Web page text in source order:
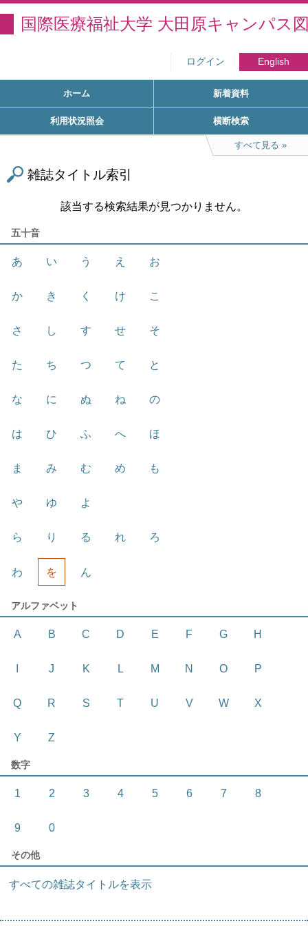
国際医療福祉大学 大田原キャンパス
ログイン English
ホーム 新着資料
利用状況照会 横断検索
すべて見る
雑誌タイトル索引
該当する検索結果が見つかりません。
五十音
あ い う え お
か き く け こ
さ し す せ そ
た ち つ て と
な に ぬ ね の
は ひ ふ へ ほ
ま み む め も
や ゆ よ
ら り る れ ろ
わ を ん
アルファベット
A B C D E F G H
J K L M N O P
Q R S T U V W X
Y Z
数字
1 2 3 4 5 6 7 8
9 0
その他
すべての雑誌タイトルを表示